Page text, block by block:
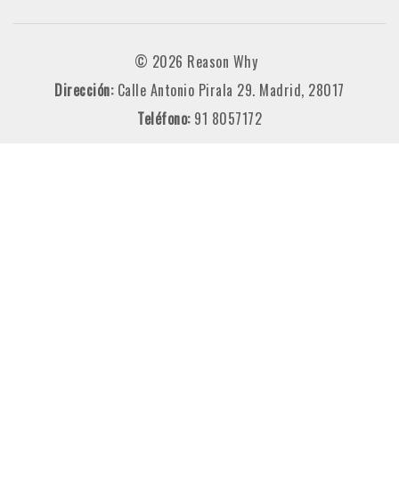
© 2026 Reason Why
Dirección: Calle Antonio Pirala 29. Madrid, 28017
Teléfono: 91 8057172